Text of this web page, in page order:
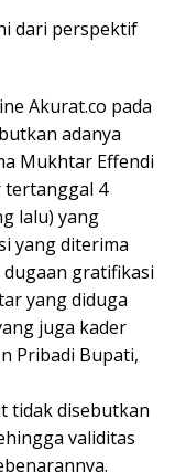
dari perspektif
Akurat.co pada
adanya
Mukhtar Effendi
tertanggal 4
lalu) yang
yang diterima
gratifikasi
yang diduga
juga kader
Pribadi Bupati,
tidak disebutkan
validitas